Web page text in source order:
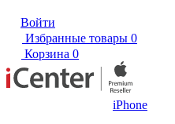
Войти
Избранные товары 0
Корзина 0
iPhone